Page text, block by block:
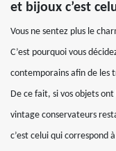
et bijoux c’est
Vous ne sentez plus le
C’est pourquoi vous
contemporains afin de les
De ce fait, si vos objets
vintage conservateurs
c’est celui qui correspond